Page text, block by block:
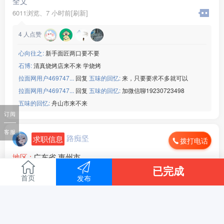
6011浏览、 7 小时前[刷新]
4 人点赞
心向往之:新手面匠两口要不要
石博:清真烧烤店来不来 学烧烤
拉面网用户469747... 回复 五味的回忆:来，只要要求不多就可以
拉面网用户469747... 回复 五味的回忆:加微信聊19230723498
五味的回忆:舟山市来不来
求职信息 路痴坚 拨打电话
地区 : 广东省 惠州市
求职：本人有男跑堂两名也可以帮厨有工作经验想在一起干
需要的老板联系：19***82
首页 发布
已完成
订阅
客服